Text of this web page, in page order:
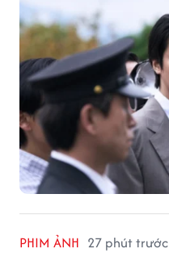
PHIM ẢNH 27 phút trước